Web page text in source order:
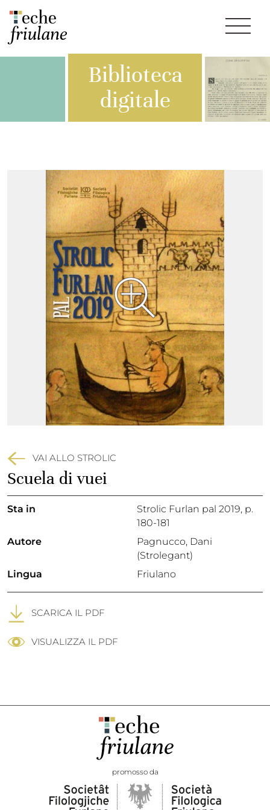
Biblioteca
digitale
VAI ALLO STROLIC
Scuela di vuei
Sta in Strolic Furlan pal 2019, p.
180-181
Autore
Pagnucco, Dani
(Strolegant)
Lingua
Friulano
SCARICA IL PDF
VISUALIZZA IL PDF
promosso da